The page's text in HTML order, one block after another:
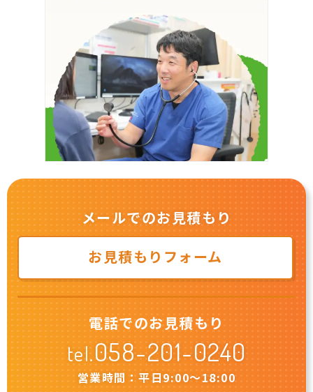
メールでのお見積もり
お見積もりフォーム
電話でのお見積もり
tel.058-201-0240
営業時間：平日9:00〜18:00